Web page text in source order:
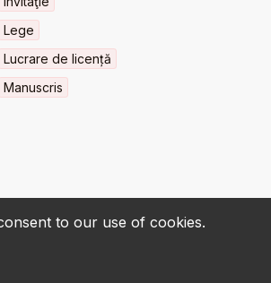
to our use of cookies.
Lege
Lucrare de licență
Manuscris